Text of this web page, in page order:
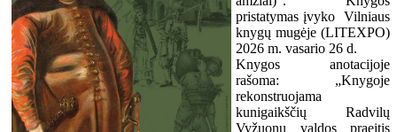
pristatymas įvyko Vilniaus
knygų mugėje (LITEXPO)
2026 m. vasario 26 d.
Knygos anotacijoje
rašoma: „Knygoje
rekonstruojama
kunigaikščių Radvilų
Vyžuonų valdos praeitis